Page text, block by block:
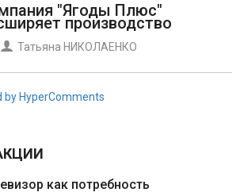
"Ягоды Плюс"
производство
Татьяна НИКОЛАЕНКО
HyperComments
как потребность